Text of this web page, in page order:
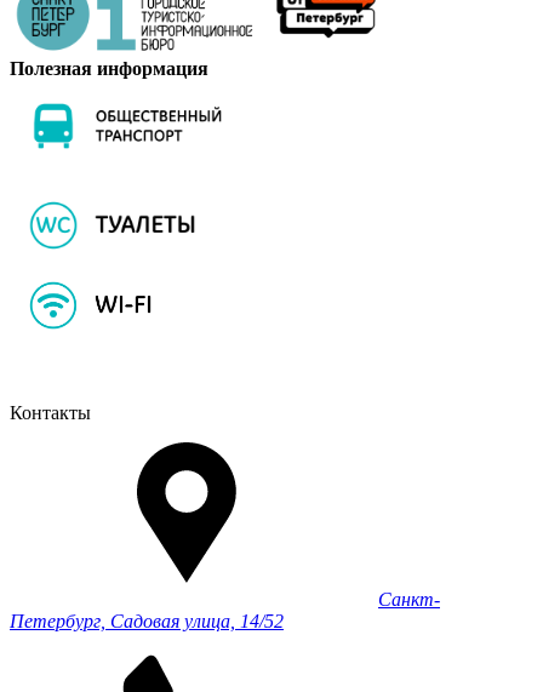
Полезная информация
Контакты
Санкт-
Петербург, Садовая улица, 14/52